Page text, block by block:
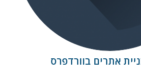
אתרים בוורדפרס